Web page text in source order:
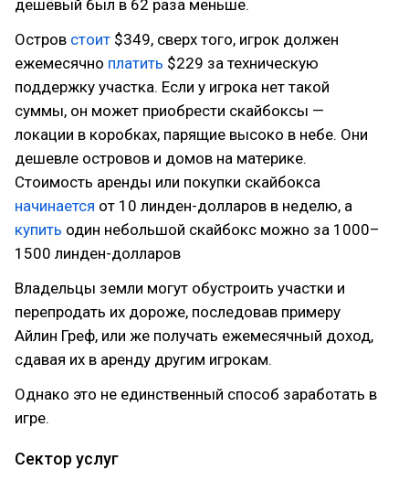
дешёвый был в 62 раза меньше.
Остров стоит $349, сверх того, игрок должен
ежемесячно платить $229 за техническую
поддержку участка. Если у игрока нет такой
суммы, он может приобрести скайбоксы —
локации в коробках, парящие высоко в небе. Они
дешевле островов и домов на материке.
Стоимость аренды или покупки скайбокса
начинается от 10 линден-долларов в неделю, а
купить один небольшой скайбокс можно за 1000–
1500 линден-долларов
Владельцы земли могут обустроить участки и
перепродать их дороже, последовав примеру
Айлин Греф, или же получать ежемесячный доход,
сдавая их в аренду другим игрокам.
Однако это не единственный способ заработать в
игре.
Сектор услуг